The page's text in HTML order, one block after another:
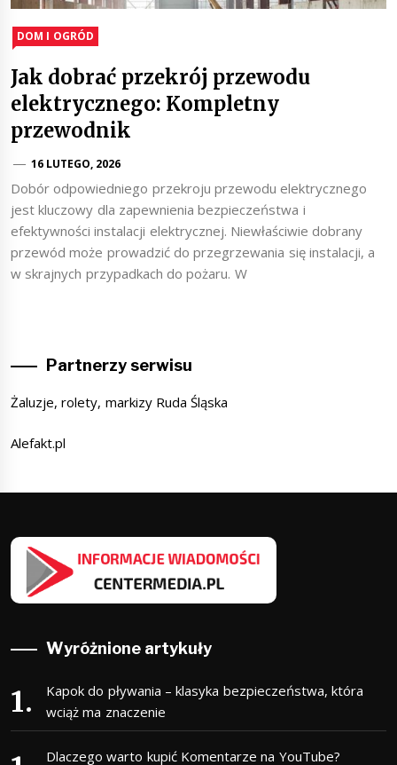
DOM I OGRÓD
Jak dobrać przekrój przewodu
elektrycznego: Kompletny
przewodnik
16 LUTEGO, 2026
Dobór odpowiedniego przekroju przewodu elektrycznego
jest kluczowy dla zapewnienia bezpieczeństwa i
efektywności instalacji elektrycznej. Niewłaściwie dobrany
przewód może prowadzić do przegrzewania się instalacji, a
w skrajnych przypadkach do pożaru. W
Partnerzy serwisu
Żaluzje, rolety, markizy Ruda Śląska
Alefakt.pl
Wyróżnione artykuły
Kapok do pływania – klasyka bezpieczeństwa, która
wciąż ma znaczenie
Dlaczego warto kupić Komentarze na YouTube?